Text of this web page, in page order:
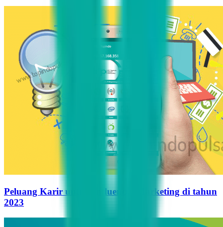
Peluang Karir untuk Influencer Marketing di tahun
2023